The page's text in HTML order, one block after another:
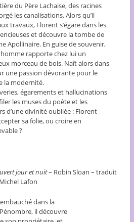
du Père Lachaise, des racines
les canalisations. Alors qu’il
travaux, Florent s’égare dans les
et découvre la tombe de
Apollinaire. En guise de souvenir,
rapporte chez lui un
morceau de bois. Naît alors dans
une passion dévorante pour le
la modernité.
égarements et hallucinations
les muses du poète et les
d’une divinité oubliée : Florent
sa folie, ou croire en
?
jour et nuit– Robin Sloan – traduit
Lafon
dans la
il découvre